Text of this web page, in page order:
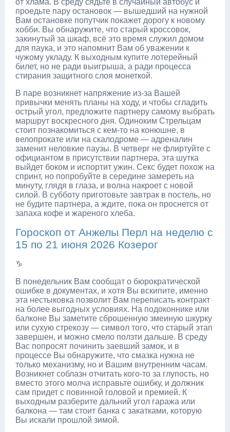
проедьте пару остановок — вышедший на нужной
Вам остановке попутчик покажет дорогу к новому
хобби. Вы обнаружите, что старый кроссовок,
закинутый за шкаф, всё это время служил домом
для паука, и это напомнит Вам об уважении к
чужому укладу. К выходным купите лотерейный
билет, но не ради выигрыша, а ради процесса
стирания защитного слоя монеткой.
В паре возникнет напряжение из-за Вашей
привычки менять планы на ходу, и чтобы сгладить
острый угол, предложите партнеру самому выбрать
маршрут воскресного дня. Одиноким Стрельцам
стоит познакомиться с кем-то на конюшне, в
велопрокате или на скалодроме — адреналин
заменит неловкие паузы. В четверг не флиртуйте с
официантом в присутствии партнера, эта шутка
выйдет боком и испортит ужин. Секс будет похож на
спринт, но попробуйте в середине замереть на
минуту, глядя в глаза, и волна накроет с новой
силой. В субботу приготовьте завтрак в постель, но
не будите партнера, а ждите, пока он проснется от
запаха кофе и жареного хлеба.
Гороскоп от Анжелы Перл на неделю с
15 по 21 июня 2026 Козерог
♑
В понедельник Вам сообщат о бюрократической
ошибке в документах, и хотя Вы вскипите, именно
эта нестыковка позволит Вам переписать контракт
на более выгодных условиях. На подоконнике или
балконе Вы заметите сброшенную змеиную шкурку
или сухую стрекозу — символ того, что старый этап
завершен, и можно смело ползти дальше. В среду
Вас попросят починить заевший замок, и в
процессе Вы обнаружите, что смазка нужна не
только механизму, но и Вашим внутренним часам.
Возникнет соблазн отчитать кого-то за глупость, но
вместо этого молча исправьте ошибку, и должник
сам придет с повинной головой и премией. К
выходным разберите дальний угол гаража или
балкона — там стоит банка с закатками, которую
Вы искали прошлой зимой.